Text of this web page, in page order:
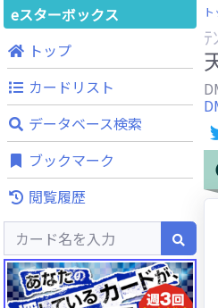
eスターボックス
トップ
カードリスト
データベース検索
ブックマーク
閲覧履歴